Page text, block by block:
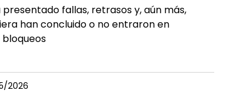
presentado fallas, retrasos y, aún más,
han concluido o no entraron en
2026